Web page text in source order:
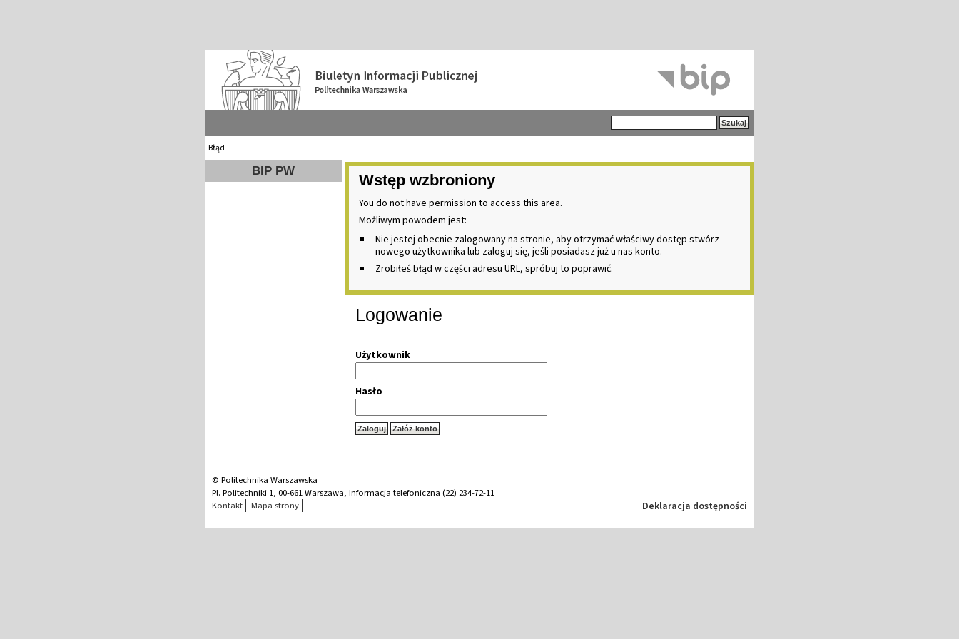
Błąd
BIP PW
Wstęp wzbroniony
You do not have permission to access this area.
Możliwym powodem jest:
Nie jestej obecnie zalogowany na stronie, aby otrzymać właściwy dostęp stwórz
nowego użytkownika lub zaloguj się, jeśli posiadasz już u nas konto.
Zrobiłeś błąd w części adresu URL, spróbuj to poprawić.
Logowanie
Użytkownik
Hasło
© Politechnika Warszawska
Pl. Politechniki 1, 00-661 Warszawa, Informacja telefoniczna (22) 234-72-11
Kontakt
Mapa strony Deklaracja dostępności